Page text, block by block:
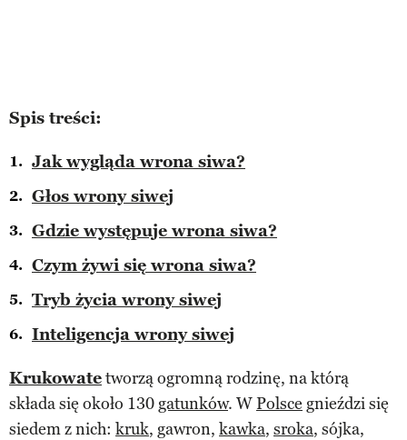
Spis treści:
Jak wygląda wrona siwa?
Głos wrony siwej
Gdzie występuje wrona siwa?
Czym żywi się wrona siwa?
Tryb życia wrony siwej
Inteligencja wrony siwej
Krukowatetworzą ogromną rodzinę, na którą
składa się około 130 gatunków. WPolsce gnieździ się
siedem z nich: kruk, gawron, kawka, sroka, sójka,